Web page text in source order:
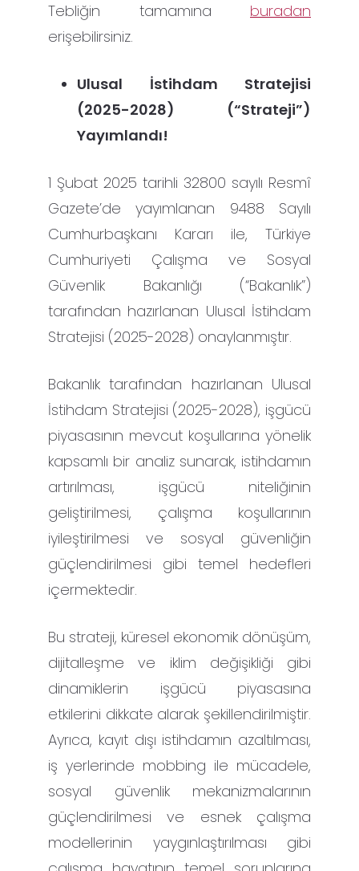
Tebliğin tamamına buradan
erişebilirsiniz.
Ulusal İstihdam Stratejisi
(2025-2028) (“Strateji”)
Yayımlandı!
1 Şubat 2025 tarihli 32800 sayılı Resmî
Gazete’de yayımlanan 9488 Sayılı
Cumhurbaşkanı Kararı ile, Türkiye
Cumhuriyeti Çalışma ve Sosyal
Güvenlik Bakanlığı (“Bakanlık”)
tarafından hazırlanan Ulusal İstihdam
Stratejisi (2025-2028) onaylanmıştır.
Bakanlık tarafından hazırlanan Ulusal
İstihdam Stratejisi (2025-2028), işgücü
piyasasının mevcut koşullarına yönelik
kapsamlı bir analiz sunarak, istihdamın
artırılması, işgücü niteliğinin
geliştirilmesi, çalışma koşullarının
iyileştirilmesi ve sosyal güvenliğin
güçlendirilmesi gibi temel hedefleri
içermektedir.
Bu strateji, küresel ekonomik dönüşüm,
dijitalleşme ve iklim değişikliği gibi
dinamiklerin işgücü piyasasına
etkilerini dikkate alarak şekillendirilmiştir.
Ayrıca, kayıt dışı istihdamın azaltılması,
iş yerlerinde mobbing ile mücadele,
sosyal güvenlik mekanizmalarının
güçlendirilmesi ve esnek çalışma
modellerinin yaygınlaştırılması gibi